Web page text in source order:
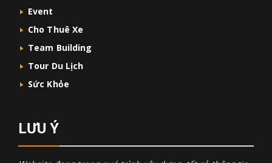
Event
Cho Thuê Xe
Team Building
Tour Du Lịch
Sức Khỏe
LƯU Ý